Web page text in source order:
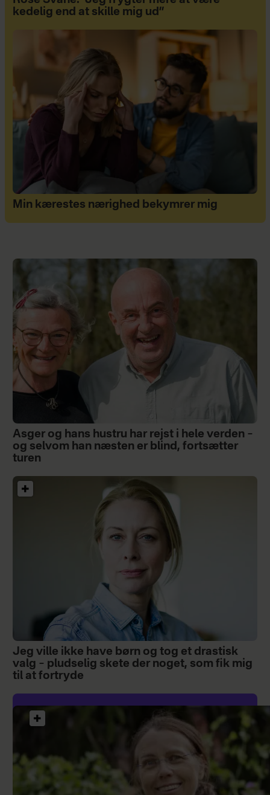
kedelig end at skille mig ud”
Min kærestes nærighed bekymrer mig
Asger og hans hustru har rejst i hele verden –
og selvom han næsten er blind, fortsætter
turen
Jeg ville ikke have børn og tog et drastisk
valg – pludselig skete der noget, som fik mig
til at fortryde